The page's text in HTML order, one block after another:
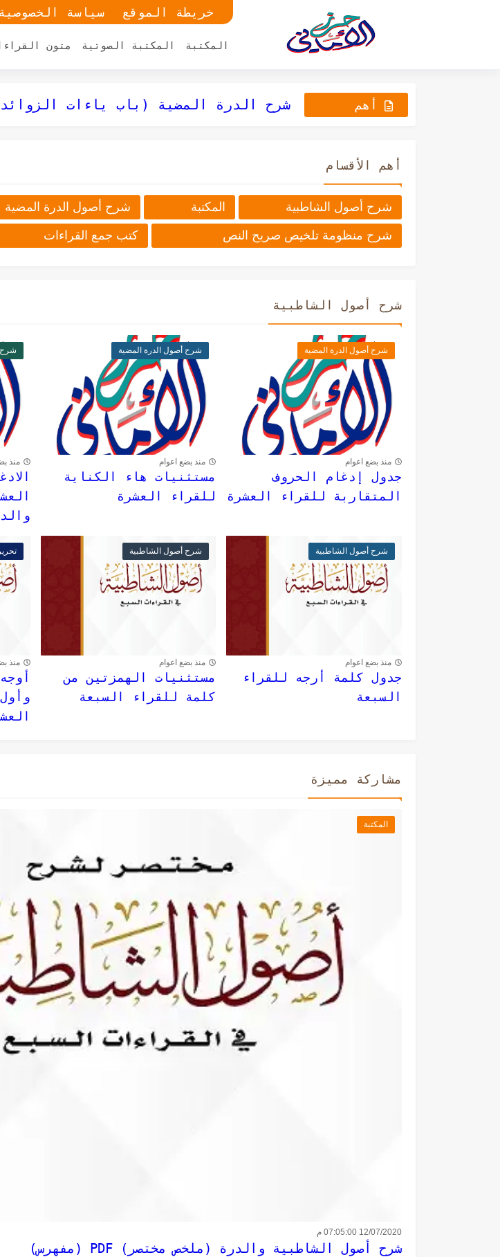
خريطة الموقع سياسة الخصوصية
المكتبة المكتبة الصوتية متون
أهم
شرح الدرة المضية (باب ياءات الإضافة)
شرح الدرة المضية (باب الهمزتين من
جدول أوجه القراءة عند حفص أشهر
أهم الأقسام
شرح أصول الشاطبية المكتبة شرح أصول الدرة المضية
شرح منظومة تلخيص صريح النص كتب جمع القراءات
شرح أصول الشاطبية
شرح أصول الدرة المضية
منذ بضع اعوام
جدول إدغام الحروف
المتقاربة للقراء العشرة
شرح أصول الدرة المضية
منذ بضع اعوام
مستثنيات هاء الكناية
للقراء العشرة
شرح
منذ
شرح أصول الشاطبية
منذ بضع اعوام
جدول كلمة أرجه للقراء
السبعة
شرح أصول الشاطبية
منذ بضع اعوام
مستثنيات الهمزتين من
كلمة للقراء السبعة
منذ
مشاركة مميزة
المكتبة
12/07/2020 07:05:00 م
شرح أصول الشاطبية والدرة (ملخص مختصر) PDF (مفهرس)